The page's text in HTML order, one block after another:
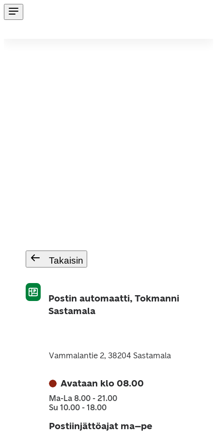
Takaisin
Postin automaatti, Tokmanni
Sastamala
Vammalantie 2, 38204 Sastamala
Avataan klo 08.00
Ma-La 8.00 - 21.00
Su 10.00 - 18.00
Postiinjättöajat ma–pe